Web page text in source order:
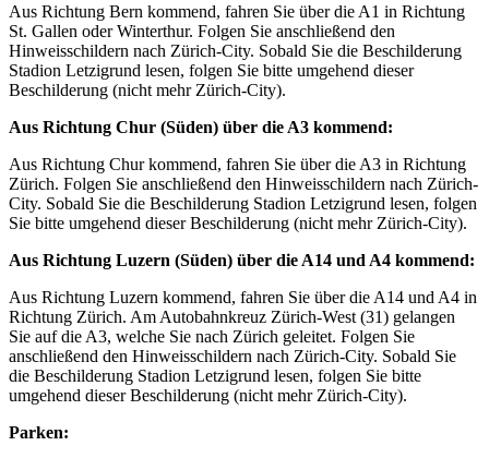
Aus Richtung Bern kommend, fahren Sie über die A1 in Richtung
St. Gallen oder Winterthur. Folgen Sie anschließend den
Hinweisschildern nach Zürich-City. Sobald Sie die Beschilderung
Stadion Letzigrund lesen, folgen Sie bitte umgehend dieser
Beschilderung (nicht mehr Zürich-City).
Aus Richtung Chur (Süden) über die A3 kommend:
Aus Richtung Chur kommend, fahren Sie über die A3 in Richtung
Zürich. Folgen Sie anschließend den Hinweisschildern nach Zürich-
City. Sobald Sie die Beschilderung Stadion Letzigrund lesen, folgen
Sie bitte umgehend dieser Beschilderung (nicht mehr Zürich-City).
Aus Richtung Luzern (Süden) über die A14 und A4 kommend:
Aus Richtung Luzern kommend, fahren Sie über die A14 und A4 in
Richtung Zürich. Am Autobahnkreuz Zürich-West (31) gelangen
Sie auf die A3, welche Sie nach Zürich geleitet. Folgen Sie
anschließend den Hinweisschildern nach Zürich-City. Sobald Sie
die Beschilderung Stadion Letzigrund lesen, folgen Sie bitte
umgehend dieser Beschilderung (nicht mehr Zürich-City).
Parken: